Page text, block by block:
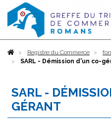
AccueilRegistre du Commerce
SARL - Démission d'un co-
SARL -
GÉRANT